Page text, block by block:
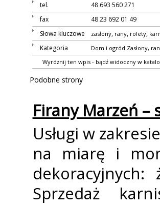
tel.
48 693 560 271
fax
48 23 692 01 49
Słowa kluczowe
zasłony, firany, rolety,
Kategoria Dom i ogród Zasłony,
Wyróżnij ten wpis - bądź widoczny w
Podobne strony
Firany Marzeń –
Usługi w
na miarę i
Sprzedaż